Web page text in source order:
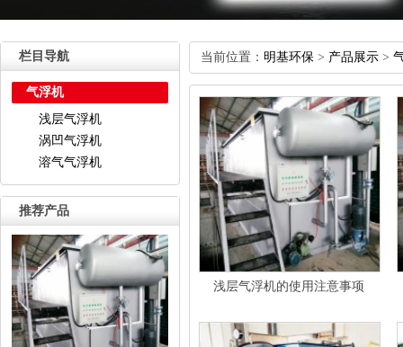
栏目导航
气浮机
浅层气浮机
涡凹气浮机
溶气气浮机
推荐产品
当前位置： 明基环保 > 产品展示 >
浅层气浮机的使用注意事项